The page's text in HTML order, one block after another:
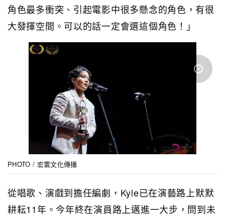
角色最多衝突、引起電影中很多懸念的角色，有很
大發揮空間。可以的話一定會選這個角色！」
PHOTO / 宏寰文化傳播
從唱歌、演戲到擔任編劇，Kyle已在演藝路上默默
耕耘11年。今年終在演員路上邁進一大步，問到未